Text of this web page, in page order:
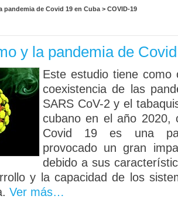
de Covid 19 en Cuba > COVID-19
y la pandemia de
Este estudio tiene como
coexistencia de las
SARS CoV-2 y el
cubano en el año 2020,
Covid 19 es una
provocado un gran
debido a sus
y la capacidad de los
Ver más…